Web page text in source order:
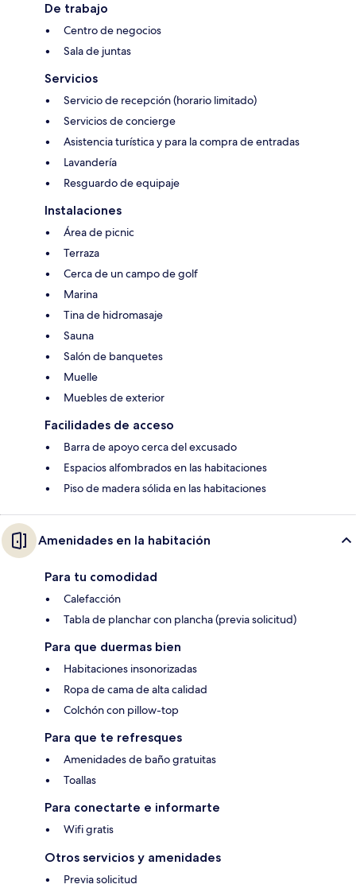
De trabajo
Centro de negocios
Sala de juntas
Servicios
Servicio de recepción (horario limitado)
Servicios de concierge
Asistencia turística y para la compra de entradas
Lavandería
Resguardo de equipaje
Instalaciones
Área de picnic
Terraza
Cerca de un campo de golf
Marina
Tina de hidromasaje
Sauna
Salón de banquetes
Muelle
Muebles de exterior
Facilidades de acceso
Barra de apoyo cerca del excusado
Espacios alfombrados en las habitaciones
Piso de madera sólida en las habitaciones
Amenidades en la habitación
Para tu comodidad
Calefacción
Tabla de planchar con plancha (previa solicitud)
Para que duermas bien
Habitaciones insonorizadas
Ropa de cama de alta calidad
Colchón con pillow-top
Para que te refresques
Amenidades de baño gratuitas
Toallas
Para conectarte e informarte
Wifi gratis
Otros servicios y amenidades
Previa solicitud